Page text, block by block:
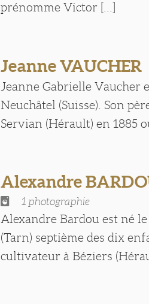
prénomme Victor [...]
Jeanne VAUCHER
Jeanne Gabrielle Vaucher
Neuchâtel (Suisse). Son
Servian (Hérault) en 1885
Alexandre
1 photographie
Alexandre Bardou est né
(Tarn) septième des dix
cultivateur à Béziers